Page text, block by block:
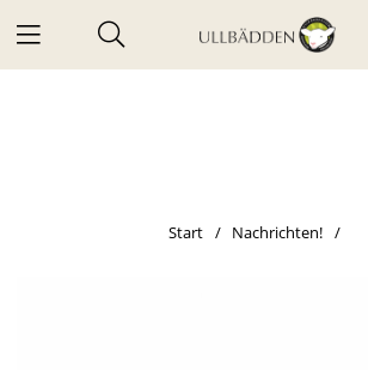
Start Nachrichten!